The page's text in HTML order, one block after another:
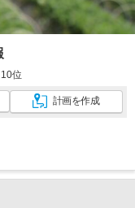
位
計画を作成